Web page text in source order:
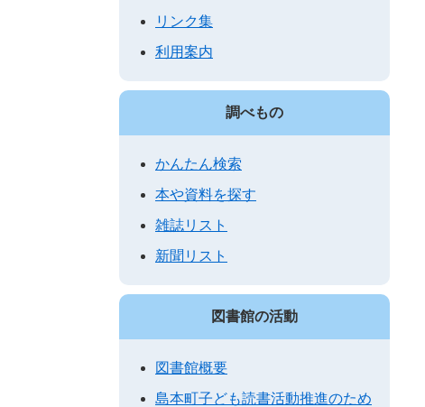
リンク集
利用案内
調べもの
かんたん検索
本や資料を探す
雑誌リスト
新聞リスト
図書館の活動
図書館概要
島本町子ども読書活動推進のため